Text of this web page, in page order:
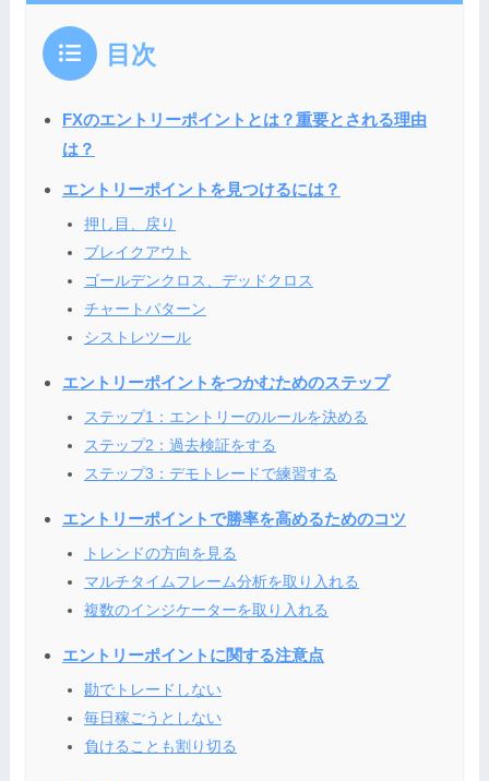
目次
FXのエントリーポイントとは？重要とされる理由
は？
エントリーポイントを見つけるには？
押し目、戻り
ブレイクアウト
ゴールデンクロス、デッドクロス
チャートパターン
シストレツール
エントリーポイントをつかむためのステップ
ステップ1：エントリーのルールを決める
ステップ2：過去検証をする
ステップ3：デモトレードで練習する
エントリーポイントで勝率を高めるためのコツ
トレンドの方向を見る
マルチタイムフレーム分析を取り入れる
複数のインジケーターを取り入れる
エントリーポイントに関する注意点
勘でトレードしない
毎日稼ごうとしない
負けることも割り切る